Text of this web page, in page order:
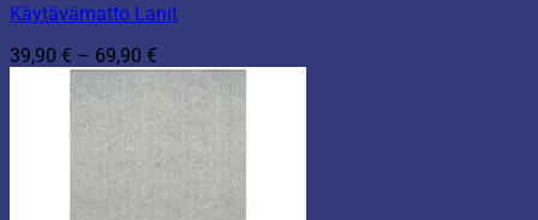
Käytävämatto Lanit
39,90 € – 69,90 €
39,90 €